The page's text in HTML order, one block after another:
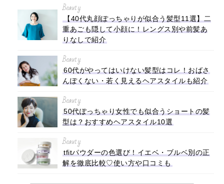
Beauty
【40代丸顔ぽっちゃりが似合う髪型11選】二
重あごも隠して小顔に！レングス別や前髪あ
りなしで紹介
Beauty
60代がやってはいけない髪型はコレ！おばさ
んぽくない・若く見えるヘアスタイルも紹介
Beauty
50代ぽっちゃり女性でも似合うショートの髪
型は？おすすめヘアスタイル10選
Beauty
tfitパウダーの色選び！イエベ・ブルベ別の正
解を徹底比較♡使い方や口コミも